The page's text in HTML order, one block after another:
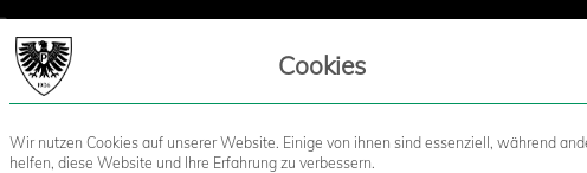
FANS STADION BUSINESS KIDS
Cookies
Wir nutzen Cookies auf unserer Website. Einige von ihnen sind essenziell, während
helfen, diese Website und Ihre Erfahrung zu verbessern.